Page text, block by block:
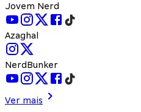
Jovem Nerd
Azaghal
NerdBunker
Ver mais